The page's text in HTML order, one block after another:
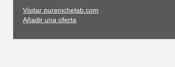
Visitar purenichelab.com
Añadir una oferta